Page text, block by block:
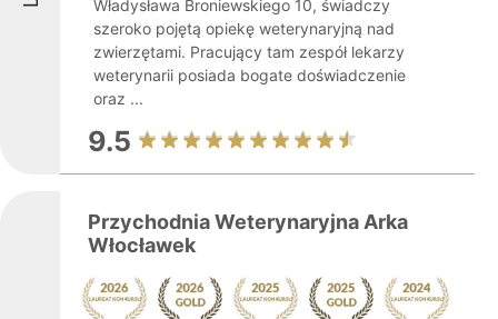
Władysława Broniewskiego 10, świadczy
szeroko pojętą opiekę weterynaryjną nad
zwierzętami. Pracujący tam zespół lekarzy
weterynarii posiada bogate doświadczenie
oraz ...
9.5
Przychodnia Weterynaryjna Arka
Włocławek